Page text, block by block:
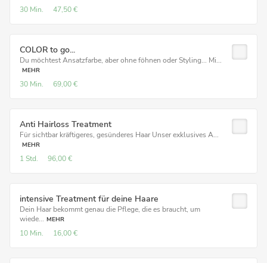
30 Min. 47,50 €
COLOR to go...
Du möchtest Ansatzfarbe, aber ohne föhnen oder Styling... Mi...
MEHR
30 Min. 69,00 €
Anti Hairloss Treatment
Für sichtbar kräftigeres, gesünderes Haar Unser exklusives A...
MEHR
1 Std. 96,00 €
intensive Treatment für deine Haare
Dein Haar bekommt genau die Pflege, die es braucht, um
wiede... MEHR
10 Min. 16,00 €